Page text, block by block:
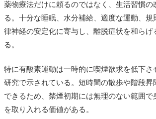
薬物療法だけに頼るのではなく、生活習慣の
る。十分な睡眠、水分補給、適度な運動、規
律神経の安定化に寄与し、離脱症状を和らげ
る。
特に有酸素運動は一時的に喫煙欲求を低下さ
研究で示されている。短時間の散歩や階段昇
できるため、禁煙初期には無理のない範囲で
を取り入れる価値がある。